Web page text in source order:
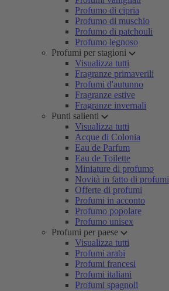
Profumo di cipria
Profumo di muschio
Profumo di patchouli
Profumo legnoso
Profumi per stagioni
Visualizza tutti
Fragranze primaverili
Profumi d'autunno
Fragranze estive
Fragranze invernali
Punti salienti
Visualizza tutti
Acque di Colonia
Eau de Parfum
Eau de Toilette
Miniature di profumo
Novità in fatto di profumi
Offerte di profumi
Profumi in acconto
Profumo popolare
Profumo unisex
Profumi per paese
Visualizza tutti
Profumi arabi
Profumi francesi
Profumi italiani
Profumi spagnoli